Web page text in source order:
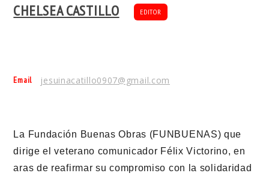
CHELSEA CASTILLO EDITOR
Email jesuinacatillo0907@gmail.com
La Fundación Buenas Obras (FUNBUENAS) que
dirige el veterano comunicador Félix Victorino, en
aras de reafirmar su compromiso con la solidaridad